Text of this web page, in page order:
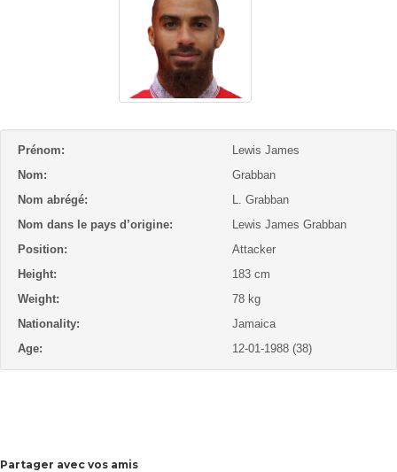
Prénom:
Lewis James
Nom:
Grabban
Nom abrégé:
L. Grabban
Nom dans le pays d’origine:
Lewis James Grabban
Position:
Attacker
Height:
183 cm
Weight:
78 kg
Nationality:
Jamaica
Age:
12-01-1988 (38)
Partager avec vos amis